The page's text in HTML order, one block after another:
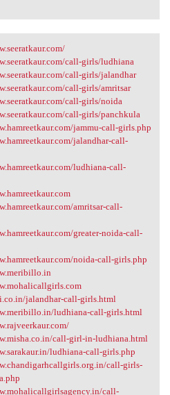
call-girls/ludhiana
call-girls/jalandhar
call-girls/amritsar
call-girls/noida
call-girls/panchkula
jammu-call-girls.php
jalandhar-call-
ludhiana-call-
amritsar-call-
greater-noida-call-
noida-call-girls.php
jalandhar-call-girls.html
ludhiana-call-girls.html
call-girl-in-ludhiana.html
ludhiana-call-girls.php
call-girls-
call-